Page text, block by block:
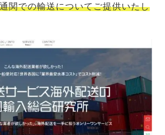
関での輸送についてご提供いたし